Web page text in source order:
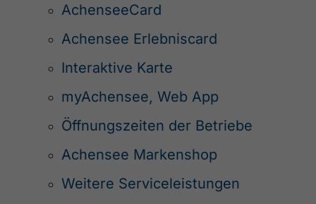
AchenseeCard
Achensee Erlebniscard
Interaktive Karte
myAchensee, Web App
Öffnungszeiten der Betriebe
Achensee Markenshop
Weitere Serviceleistungen